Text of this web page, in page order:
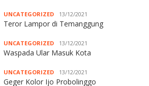
UNCATEGORIZED 13/12/2021
Teror Lampor di Temanggung
UNCATEGORIZED 13/12/2021
Waspada Ular Masuk Kota
UNCATEGORIZED 13/12/2021
Geger Kolor Ijo Probolinggo